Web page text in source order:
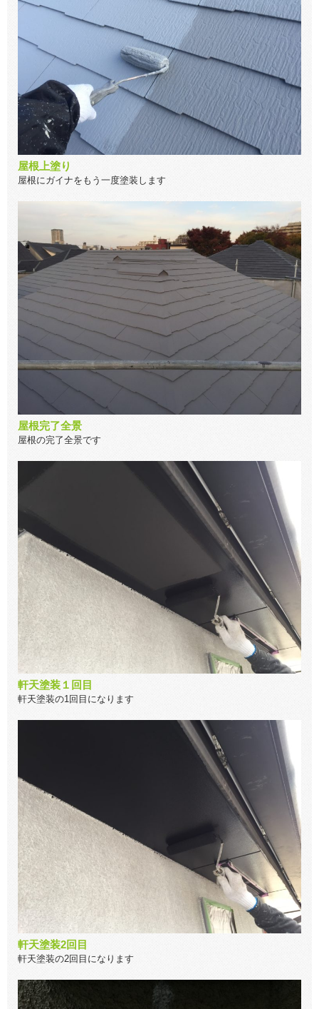
屋根上塗り
屋根にガイナをもう一度塗装します
屋根完了全景
屋根の完了全景です
軒天塗装１回目
軒天塗装の1回目になります
軒天塗装2回目
軒天塗装の2回目になります